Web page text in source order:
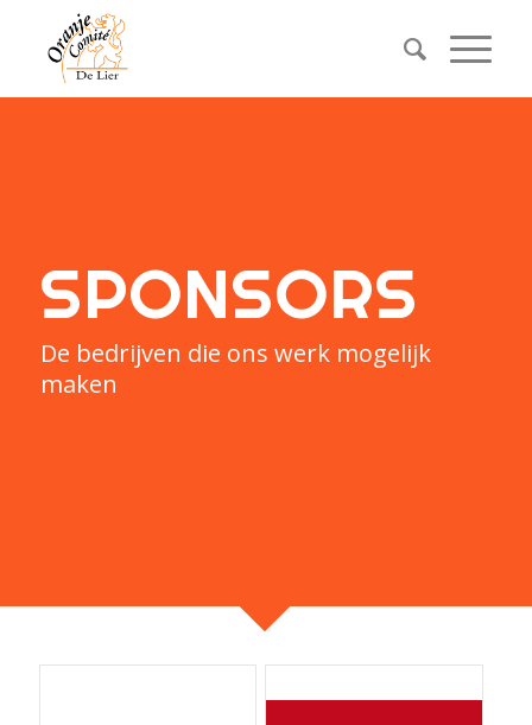
SPONSORS
De bedrijven die ons werk mogelijk
maken